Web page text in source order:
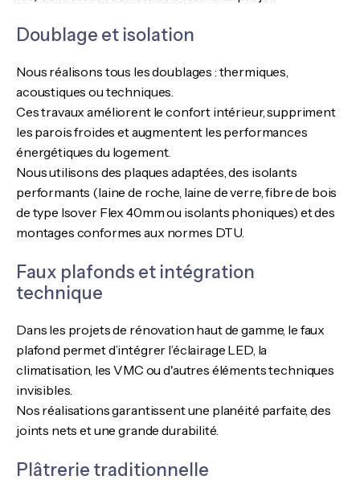
Doublage et isolation
Nous réalisons tous les doublages : thermiques,
acoustiques ou techniques.
Ces travaux améliorent le confort intérieur, suppriment
les parois froides et augmentent les performances
énergétiques du logement.
Nous utilisons des plaques adaptées, des isolants
performants (laine de roche, laine de verre, fibre de bois
de type Isover Flex 40mm ou isolants phoniques) et des
montages conformes aux normes DTU.
Faux plafonds et intégration
technique
Dans les projets de rénovation haut de gamme, le faux
plafond permet d’intégrer l’éclairage LED, la
climatisation, les VMC ou d'autres éléments techniques
invisibles.
Nos réalisations garantissent une planéité parfaite, des
joints nets et une grande durabilité.
Plâtrerie traditionnelle